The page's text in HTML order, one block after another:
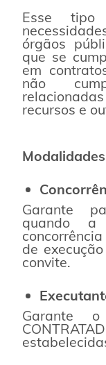
Esse
órgãos
que se
em
não
recursos e
Garante
quando a
de
convite.
Garante